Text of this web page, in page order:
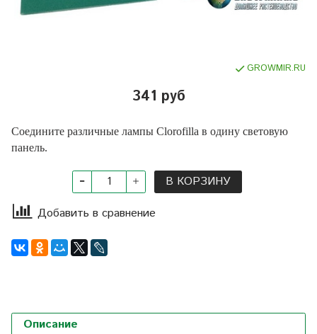
GROWMIR.RU
341 руб
Соедините различные лампы Clorofilla в одину световую
панель.
В КОРЗИНУ
Добавить в сравнение
Описание